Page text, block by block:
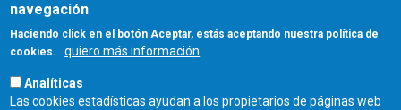
navegación
Haciendo click en el botón Aceptar, estás aceptando nuestra política de
cookies.
quiero más información
Analíticas
Las cookies estadísticas ayudan a los propietarios de páginas web